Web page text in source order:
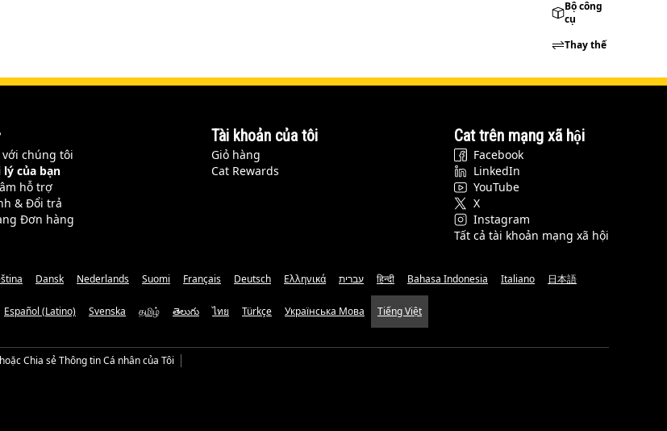
Bộ công
cụ
Thay thế
với chúng tôi
lý của bạn
hỗ trợ
& Đổi trả
Đơn hàng
Tài khoản của tôi
Giỏ hàng
Cat Rewards
Cat trên mạng xã hội
Facebook
LinkedIn
YouTube
X
Instagram
Tất cả tài khoản mạng xã hội
Dansk Nederlands Suomi Français Deutsch Ελληνικά עברית हिन्दी Bahasa Indonesia Italiano 日本語
Español (Latino) Svenska தமிழ் తెలుగు ไทย Türkçe Українська Мова Tiếng Việt
Chia sẻ Thông tin Cá nhân của Tôi